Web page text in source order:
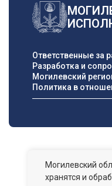
Ответственные за
Разработка и
Могилевский
Политика в
Могилевский
хранятся и